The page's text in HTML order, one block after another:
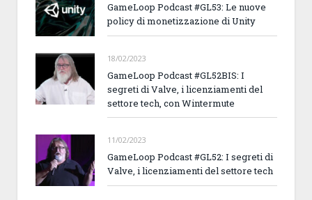
GameLoop Podcast #GL53: Le nuove
policy di monetizzazione di Unity
18/02/2023
GameLoop Podcast #GL52BIS: I
segreti di Valve, i licenziamenti del
settore tech, con Wintermute
11/02/2023
GameLoop Podcast #GL52: I segreti di
Valve, i licenziamenti del settore tech